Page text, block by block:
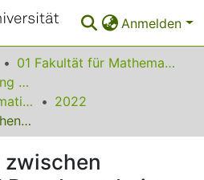
Anmelden
01 Fakultät für Mathematik
Institut für Entwicklung und Erforschung des Mathematikunterrichts
Beiträge zum Mathematikunterricht
2022
Zur Beziehung zwischen Kreativität und Begabung beim Erfinden von Figurenfolgen durch Grundschüler*innen
zwischen